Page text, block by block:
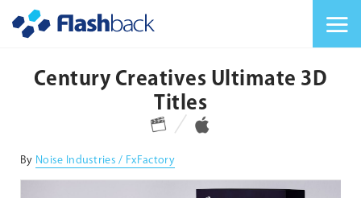
Century Creatives Ultimate 3D
Titles
対応プラットフォーム 対応OS
By Noise Industries / FxFactory